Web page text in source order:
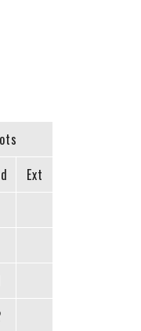
Ext